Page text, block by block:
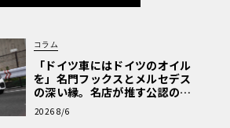
コラム
「ドイツ車にはドイツのオイル
を」名門フックスとメルセデス
の深い縁。名店が推す公認の安
心と、Cクラスで味わうシルキー
な走り〈PR〉
2026 8/6